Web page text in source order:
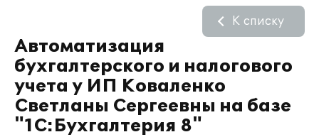
Автоматизация
бухгалтерского и налогового
учета у ИП Коваленко
Светланы Сергеевны на базе
"1С:Бухгалтерия 8"
К списку